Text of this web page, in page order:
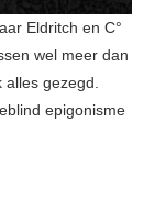
Eldritch en C°
wel meer dan
alles gezegd.
epigonisme